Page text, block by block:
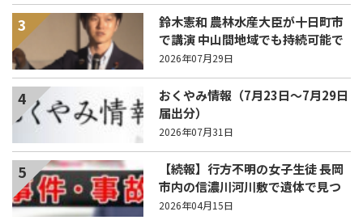
3
鈴木憲和 農林水産大臣が十日町市
で講演 中山間地域でも持続可能で
稼げる農業とは？
2026年07月29日
4
おくやみ情報（7月23日～7月29日
届出分）
2026年07月31日
5
【続報】行方不明の女子生徒 長岡
市内の信濃川河川敷で遺体で見つ
かる
2026年04月15日